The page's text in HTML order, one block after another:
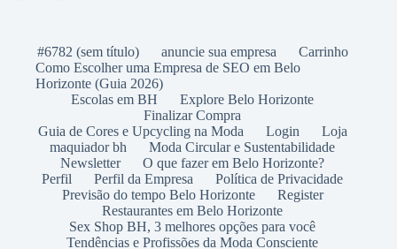
#6782 (sem título) anuncie sua empresa
Carrinho
Como Escolher uma Empresa de SEO em Belo
Horizonte (Guia 2026)
Escolas em BH
Explore Belo Horizonte
Finalizar Compra
Guia de Cores e Upcycling na Moda
Login
Loja
maquiador bh
Moda Circular e Sustentabilidade
Newsletter
O que fazer em Belo Horizonte?
Perfil
Perfil da Empresa
Política de Privacidade
Previsão do tempo Belo Horizonte
Register
Restaurantes em Belo Horizonte
Sex Shop BH, 3 melhores opções para você
Tendências e Profissões da Moda Consciente